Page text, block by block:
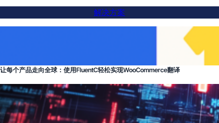
解决方案
让每个产品走向全球：使用FluentC轻松实现WooCommerce翻译